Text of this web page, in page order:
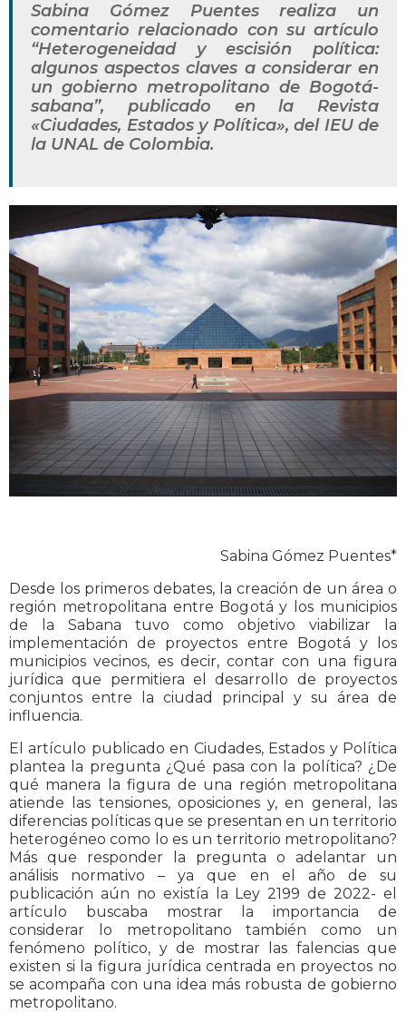
Sabina Gómez Puentes realiza un
comentario relacionado con su artículo
“Heterogeneidad y escisión política:
algunos aspectos claves a considerar en
un gobierno metropolitano de Bogotá-
sabana”, publicado en la Revista
«Ciudades, Estados y Política», del IEU de
la UNAL de Colombia.
Sabina Gómez Puentes*
Desde los primeros debates, la creación de un área o
región metropolitana entre Bogotá y los municipios
de la Sabana tuvo como objetivo viabilizar la
implementación de proyectos entre Bogotá y los
municipios vecinos, es decir, contar con una figura
jurídica que permitiera el desarrollo de proyectos
conjuntos entre la ciudad principal y su área de
influencia.
El artículo publicado en Ciudades, Estados y Política
plantea la pregunta ¿Qué pasa con la política? ¿De
qué manera la figura de una región metropolitana
atiende las tensiones, oposiciones y, en general, las
diferencias políticas que se presentan en un territorio
heterogéneo como lo es un territorio metropolitano?
Más que responder la pregunta o adelantar un
análisis normativo – ya que en el año de su
publicación aún no existía la Ley 2199 de 2022- el
artículo buscaba mostrar la importancia de
considerar lo metropolitano también como un
fenómeno político, y de mostrar las falencias que
existen si la figura jurídica centrada en proyectos no
se acompaña con una idea más robusta de gobierno
metropolitano.